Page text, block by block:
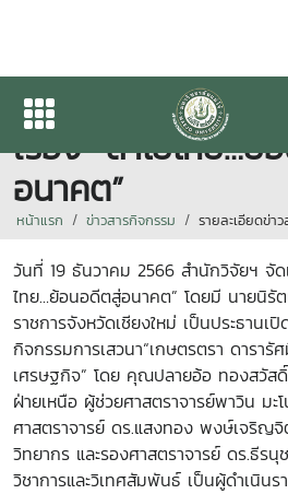
สำนักวิจัยฯ จัดเสวน
เรื่อง “ลำไยไทย…
อนาคต”
หน้าแรก ข่าวสารกิจกรรม รายละเอียดข่าว
วันที่ 19 ธันวาคม 2566 สำนักวิจัยฯ จัด
ไทย…ย้อนอดีตสู่อนาคต” โดยมี นายนิรั
ราชการจังหวัดเชียงใหม่ เป็นประธานเ
กิจกรรมการเสวนา“เกษตรตรา ดารารั
เศรษฐกิจ” โดย คุณปลายอ้อ ทองสวัส
ฝ่ายเหนือ ผู้ช่วยศาสตราจารย์พาวิน ม
ศาสตราจารย์ ดร.แสงทอง พงษ์เจริญ
วิทยากร และรองศาสตราจารย์ ดร.ธี
วิชาการและวิเทศสัมพันธ์ เป็นผู้ดำเนินร